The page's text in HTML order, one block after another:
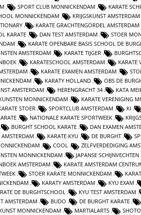
SPORT CLUB MONNICKENDAM KARATE
MONNICKENDAM
KRIJGSKUNST AMSTERDAM
KARATE GRACHTENGORDEL AMSTERDAM
KARATE
DAN TEST AMSTERDAM STOER
KARATE OPENBARE BASIS SCHOOL DE
AMSTERDAM
KARATE TIJGER
KARATESCHOOL AMSTERDAM KARATE
KARATE EXAMEN AMSTERDAM
KARATY HOLLAND OBS DE
AMSTERDAM
HERENGRACHT 34 KATA
MONNICKENDAM
KARATE VERENIGING
STOER SPORTCLUB AMSTERDAM KI
NATIONALE KARATE SPORTWEEK
BURGHT SCHOOL KARATE DAN EXAMEN
AMSTERDAM
KARATE KYU DE BURGHT
COOL ZELFVERDEDIGING
MONNICKENDAM
JAPANSE SCHIJNVECHTEN
AMSTERDAM
KARATE AMSTERDAM
STOER KARATE MONNICKENDAM
KARATY AMSTERDAM KYU EXAM
DE BURGHTSCHOOL KYU TEST AMSTERDAM
AMSTERDAM BUDO DE BURGHT KARATE
MONNICKENDAM
MARTIALARTS